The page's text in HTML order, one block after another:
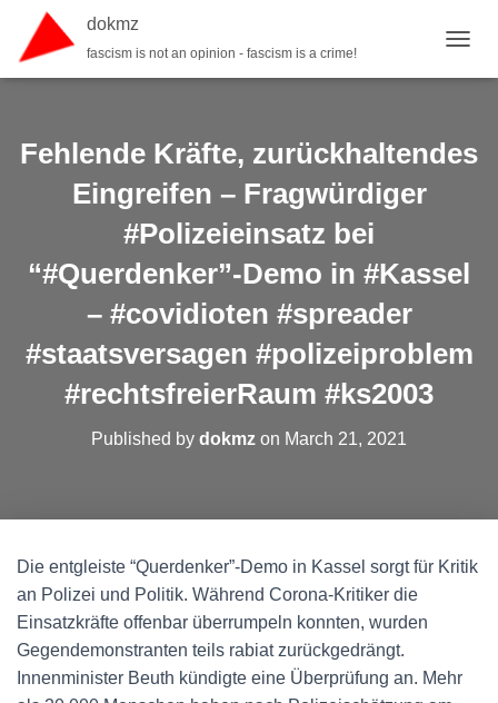
dokmz
fascism is not an opinion - fascism is a crime!
Fehlende Kräfte, zurückhaltendes
Eingreifen – Fragwürdiger
#Polizeieinsatz bei
“#Querdenker”-Demo in #Kassel
– #covidioten #spreader
#staatsversagen #polizeiproblem
#rechtsfreierRaum #ks2003
Published by dokmz on March 21, 2021
Die entgleiste “Querdenker”-Demo in Kassel sorgt für Kritik
an Polizei und Politik. Während Corona-Kritiker die
Einsatzkräfte offenbar überrumpeln konnten, wurden
Gegendemonstranten teils rabiat zurückgedrängt.
Innenminister Beuth kündigte eine Überprüfung an. Mehr